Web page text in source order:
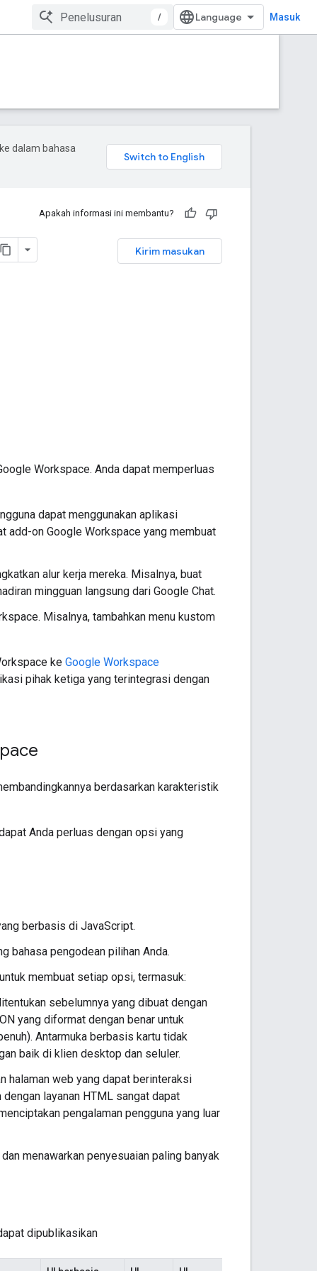
/ Masuk
dalam bahasa
Apakah informasi ini membantu?
Kirim masukan
Workspace. Anda dapat memperluas
dapat menggunakan aplikasi
add-on Google Workspace yang membuat
alur kerja mereka. Misalnya, buat
mingguan langsung dari Google Chat.
Misalnya, tambahkan menu kustom
ke Google Workspace
pihak ketiga yang terintegrasi dengan
berdasarkan karakteristik
Anda perluas dengan opsi yang
berbasis di JavaScript.
bahasa pengodean pilihan Anda.
membuat setiap opsi, termasuk:
sebelumnya yang dibuat dengan
yang diformat dengan benar untuk
Antarmuka berbasis kartu tidak
baik di klien desktop dan seluler.
halaman web yang dapat berinteraksi
layanan HTML sangat dapat
pengalaman pengguna yang luar
menawarkan penyesuaian paling banyak
dipublikasikan